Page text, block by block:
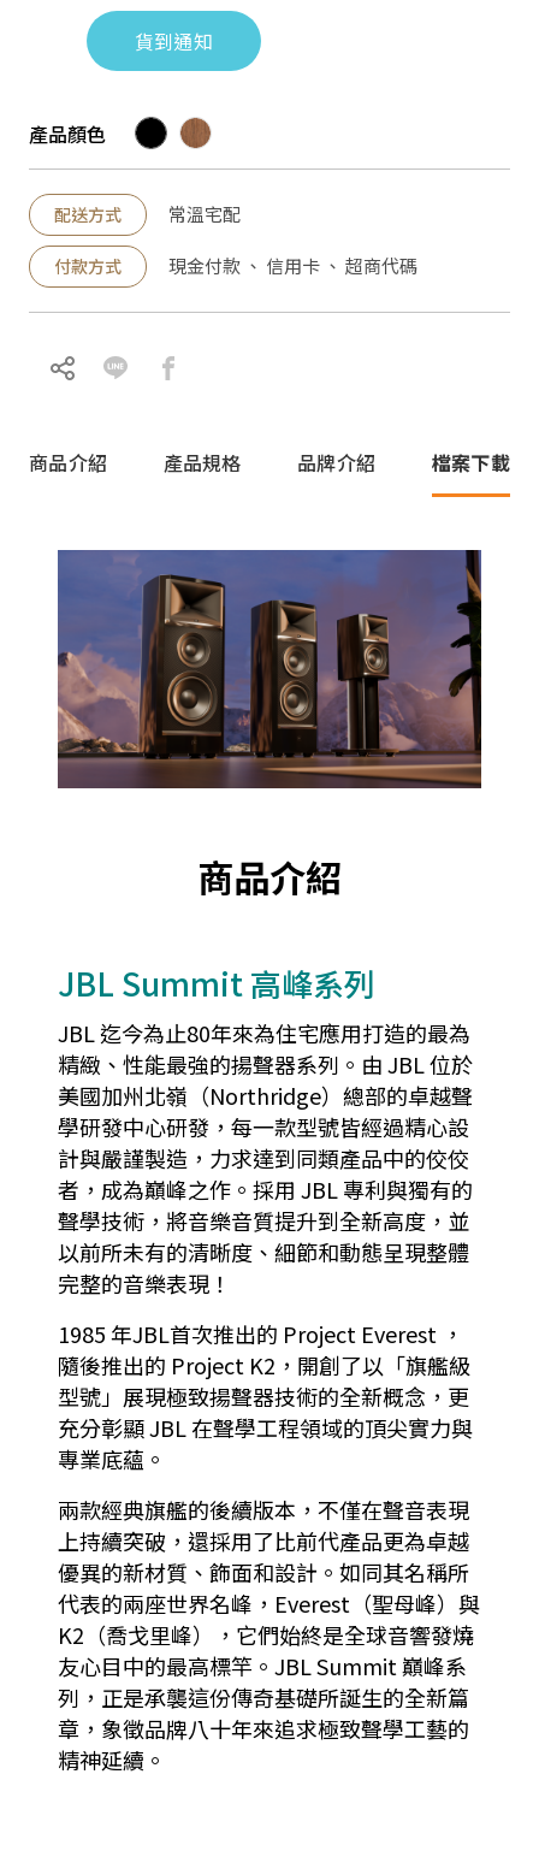
貨到通知
產品顏色
配送方式 常溫宅配
付款方式 現金付款 、 信用卡 、 超商代碼
商品介紹 產品規格 品牌介紹 檔案下載
商品介紹
JBL Summit 高峰系列
JBL 迄今為止80年來為住宅應用打造的最為
精緻、性能最強的揚聲器系列。由 JBL 位於
美國加州北嶺（Northridge）總部的卓越聲
學研發中心研發，每一款型號皆經過精心設
計與嚴謹製造，力求達到同類產品中的佼佼
者，成為巔峰之作。採用 JBL 專利與獨有的
聲學技術，將音樂音質提升到全新高度，並
以前所未有的清晰度、細節和動態呈現整體
完整的音樂表現！
1985 年JBL首次推出的 Project Everest ，
隨後推出的 Project K2，開創了以「旗艦級
型號」展現極致揚聲器技術的全新概念，更
充分彰顯 JBL 在聲學工程領域的頂尖實力與
專業底蘊。
兩款經典旗艦的後續版本，不僅在聲音表現
上持續突破，還採用了比前代產品更為卓越
優異的新材質、飾面和設計。如同其名稱所
代表的兩座世界名峰，Everest（聖母峰）與
K2（喬戈里峰），它們始終是全球音響發燒
友心目中的最高標竿。JBL Summit 巔峰系
列，正是承襲這份傳奇基礎所誕生的全新篇
章，象徵品牌八十年來追求極致聲學工藝的
精神延續。